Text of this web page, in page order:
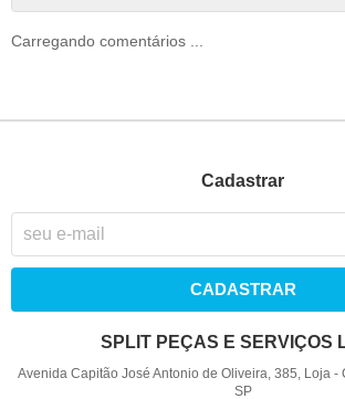
Carregando comentários ...
Cadastrar
CADASTRAR
SPLIT PEÇAS E SERVIÇOS
Avenida Capitão José Antonio de Oliveira, 385, Loja-
SP